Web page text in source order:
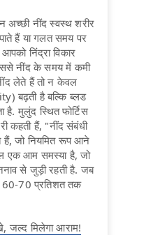
नींद स्वस्थ शरीर
हैं या गलत समय पर
निंद्रा विकार
नींद के समय में कमी
लेते हैं तो न केवल
बढ़ती है बल्कि ब्लड
है. मुलुंद स्थित फोर्टिस
कहती हैं, "नींद संबंधी
हैं, जो नियमित रूप आने
एक आम समस्या है, जो
से जुड़ी रहती है. जब
60-70 प्रतिशत तक
जल्द मिलेगा आराम!